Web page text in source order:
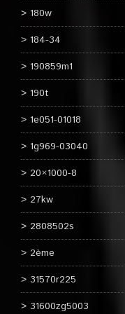
180w
184-34
190859m1
190t
1e051-01018
1g969-03040
20×1000-8
27kw
2808502s
2ème
31570r225
31600zg5003